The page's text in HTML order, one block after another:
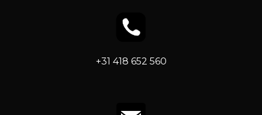
+31 418 652 560